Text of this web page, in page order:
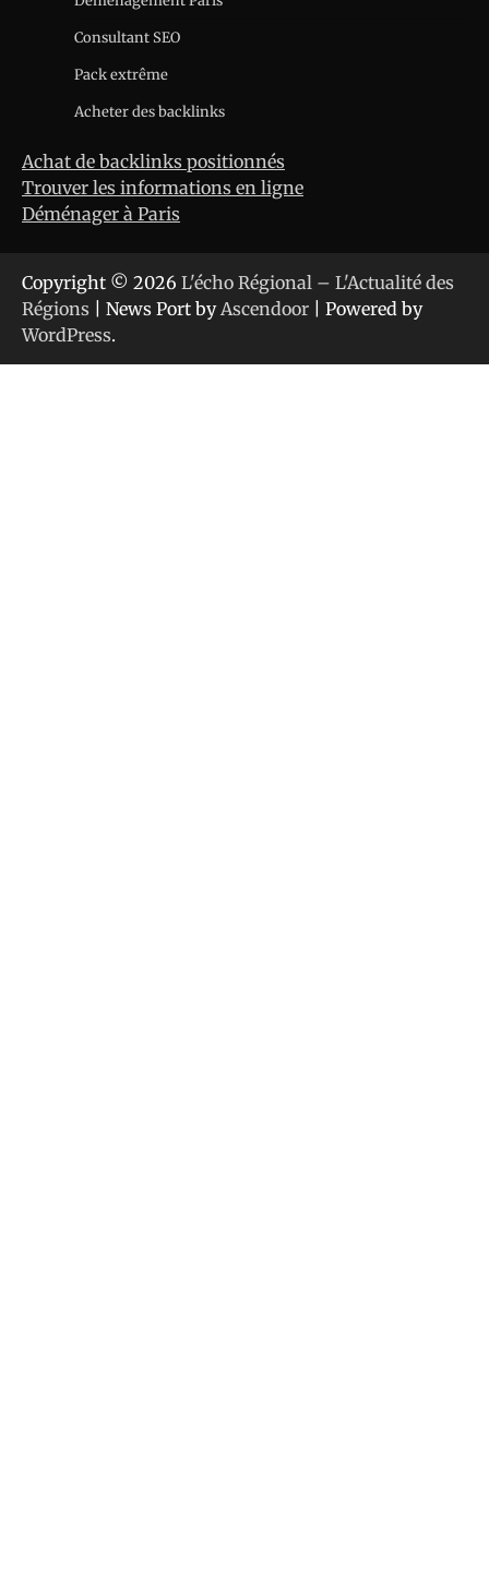
Consultant SEO
Pack extrême
Acheter des backlinks
Achat de backlinks positionnés
Trouver les informations en ligne
Déménager à Paris
Copyright © 2026 L'écho Régional – L'Actualité des
Régions | News Port byAscendoor | Powered by
WordPress.